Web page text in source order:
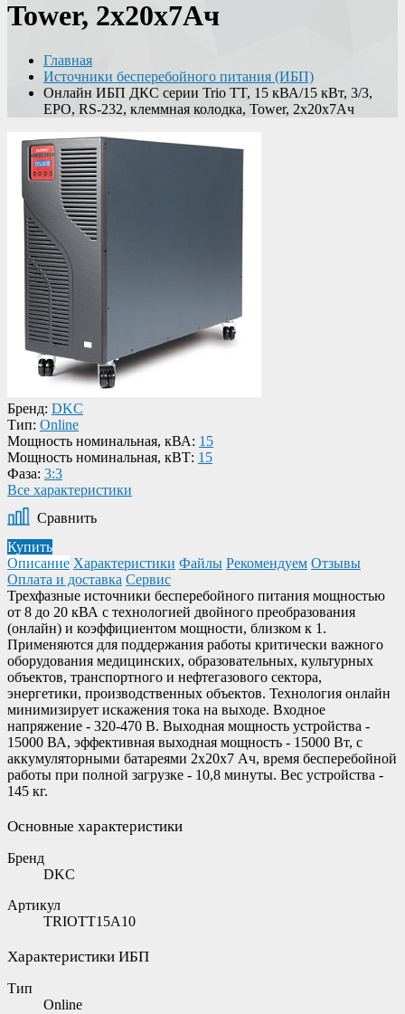
Tower, 2x20х7Ач
Главная
Источники бесперебойного питания (ИБП)
Онлайн ИБП ДКС серии Trio TT, 15 кВА/15 кВт, 3/3,
EPO, RS-232, клеммная колодка, Tower, 2x20х7Ач
Бренд: DKC
Тип: Online
Мощность номинальная, кВА: 15
Мощность номинальная, кВТ: 15
Фаза: 3:3
Все характеристики
Сравнить
Купить
Описание Характеристики Файлы Рекомендуем Отзывы
Оплата и доставка Сервис
Трехфазные источники бесперебойного питания мощностью
от 8 до 20 кВА с технологией двойного преобразования
(онлайн) и коэффициентом мощности, близком к 1.
Применяются для поддержания работы критически важного
оборудования медицинских, образовательных, культурных
объектов, транспортного и нефтегазового сектора,
энергетики, производственных объектов. Технология онлайн
минимизирует искажения тока на выходе. Входное
напряжение - 320-470 В. Выходная мощность устройства -
15000 ВА, эффективная выходная мощность - 15000 Вт, c
аккумуляторными батареями 2х20х7 Ач, время бесперебойной
работы при полной загрузке - 10,8 минуты. Вес устройства -
145 кг.
Основные характеристики
Бренд
DKC
Артикул
TRIOTT15A10
Характеристики ИБП
Тип
Online